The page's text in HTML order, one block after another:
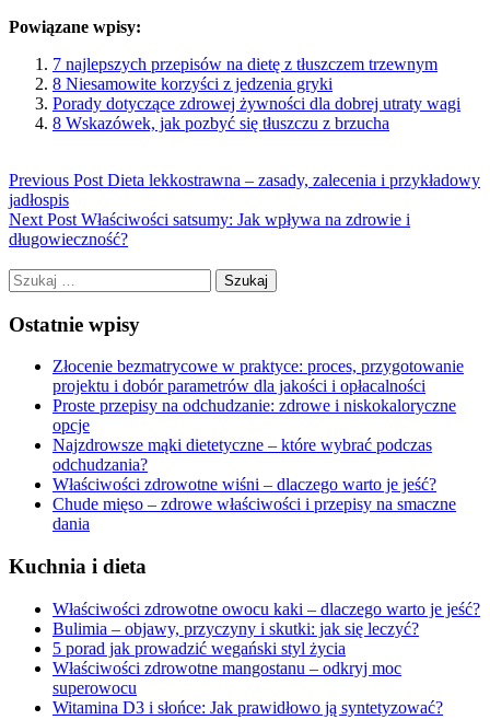
Powiązane wpisy:
7 najlepszych przepisów na dietę z tłuszczem trzewnym
8 Niesamowite korzyści z jedzenia gryki
Porady dotyczące zdrowej żywności dla dobrej utraty wagi
8 Wskazówek, jak pozbyć się tłuszczu z brzucha
Previous Post Dieta lekkostrawna – zasady, zalecenia i przykładowy
jadłospis
Next Post Właściwości satsumy: Jak wpływa na zdrowie i
długowieczność?
Szukaj:
Ostatnie wpisy
Złocenie bezmatrycowe w praktyce: proces, przygotowanie
projektu i dobór parametrów dla jakości i opłacalności
Proste przepisy na odchudzanie: zdrowe i niskokaloryczne
opcje
Najzdrowsze mąki dietetyczne – które wybrać podczas
odchudzania?
Właściwości zdrowotne wiśni – dlaczego warto je jeść?
Chude mięso – zdrowe właściwości i przepisy na smaczne
dania
Kuchnia i dieta
Właściwości zdrowotne owocu kaki – dlaczego warto je jeść?
Bulimia – objawy, przyczyny i skutki: jak się leczyć?
5 porad jak prowadzić wegański styl życia
Właściwości zdrowotne mangostanu – odkryj moc
superowocu
Witamina D3 i słońce: Jak prawidłowo ją syntetyzować?